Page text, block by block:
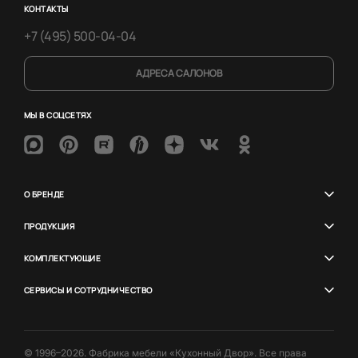
КОНТАКТЫ
+7 (495) 500-04-04
АДРЕСА САЛОНОВ
МЫ В СОЦСЕТЯХ
О БРЕНДЕ
ПРОДУКЦИЯ
КОМПЛЕКТУЮЩИЕ
СЕРВИСЫ И СОТРУДНИЧЕСТВО
© 1996–2026. Фабрика мебели «Кухонный Двор». Все права